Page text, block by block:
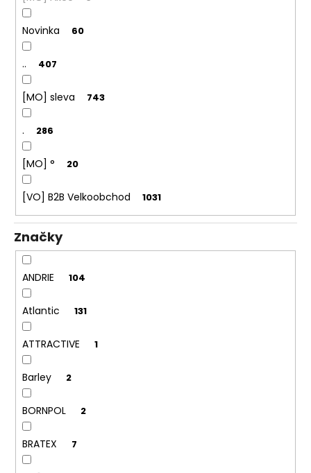
Novinka 60
.. 407
[MO] sleva 743
. 286
[MO] ° 20
[VO] B2B Velkoobchod 1031
Značky
ANDRIE 104
Atlantic 131
ATTRACTIVE 1
Barley 2
BORNPOL 2
BRATEX 7
u
m